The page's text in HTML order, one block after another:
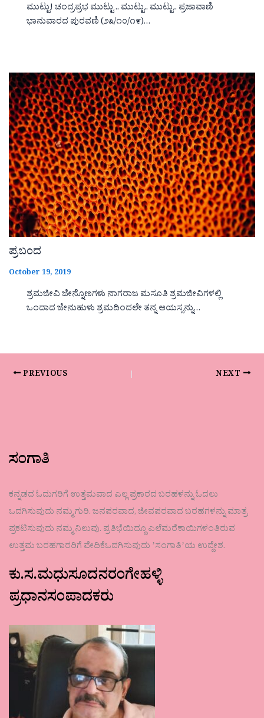
ಮುಟ್ಟು! ಚಂದ್ರಪ್ರಭ ಮುಟ್ಟು .. ಮುಟ್ಟು.. ಮುಟ್ಟು.. ಪ್ರಜಾವಾಣಿ
ಭಾನುವಾರದ ಪುರವಣಿ (೨೩/೧೦/೧೯)…
ಪ್ರಬಂದ
October 19, 2019
ಶ್ರಮಜೀವಿ ಜೇನ್ನೊಣಗಳು ನಾಗರಾಜ ಮಸೂತಿ ಶ್ರಮಜೀವಿಗಳಲ್ಲಿ
ಒಂದಾದ ಜೇನುಹುಳು ಶ್ರಮದಿಂದಲೇ ತನ್ನ ಆಯಸ್ಸನ್ನು…
PREVIOUS NEXT
ಸಂಗಾತಿ
ಕನ್ನಡದ ಓದುಗರಿಗೆ ಉತ್ತಮವಾದ ಎಲ್ಲ ಪ್ರಕಾರದ ಬರಹಳನ್ನು ಓದಲು
ಒದಗಿಸುವುದು ನಮ್ಮ ಗುರಿ. ಜನಪರವಾದ, ಜೀವಪರವಾದ ಬರಹಗಳನ್ನು ಮಾತ್ರ
ಪ್ರಕಟಿಸುವುದು ನಮ್ಮ ನಿಲುವು. ಪ್ರತಿಭೆಯಿದ್ದೂ ಎಲೆಮರೆಕಾಯಿಗಳಂತಿರುವ
ಉತ್ತಮ ಬರಹಗಾರರಿಗೆ ವೇದಿಕೆಒದಗಿಸುವುದು ʼಸಂಗಾತಿʼಯ ಉದ್ದೇಶ.
ಕು.ಸ.ಮಧುಸೂದನರಂಗೇಹಳ್ಳಿ
ಪ್ರಧಾನಸಂಪಾದಕರು